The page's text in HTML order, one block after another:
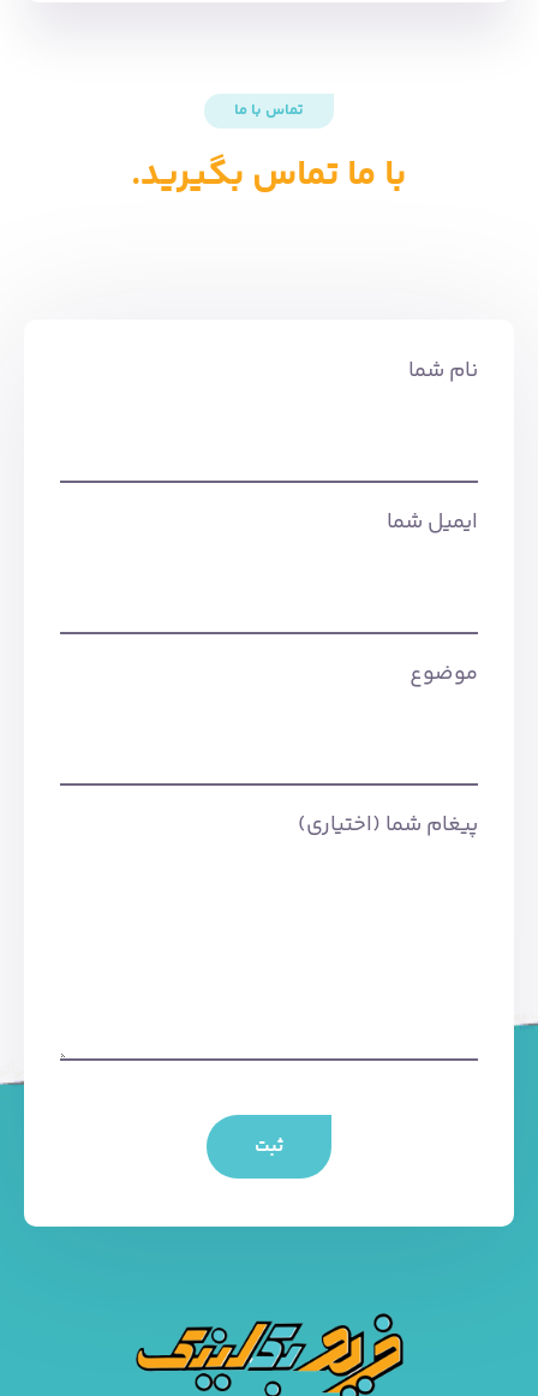
تماس با ما
با ما تماس بگیرید.
نام شما
ایمیل شما
موضوع
پیغام شما (اختیاری)
ثبت